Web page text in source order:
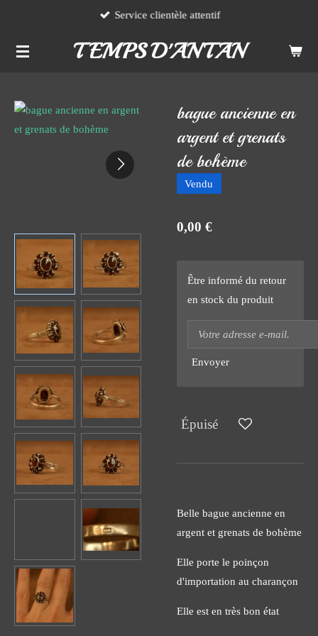
contenu
TEMPS D'ANTAN
Service clientèle attentif
bague ancienne en
argent et grenats
de bohème
Vendu
0,00 €
Être informé du retour
en stock du produit
Envoyer
Épuisé
Belle bague ancienne en
argent et grenats de bohème
Elle porte le poinçon
d'importation au charançon
Elle est en très bon état